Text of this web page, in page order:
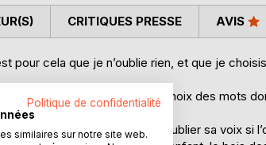
pour cela que je n’oublie rien, et que je
la nuit et le soleil, ensuite le choix des mots
partage.
oublier la peur du froid, oublier sa voix si
CRITIQUES PRESSE AVIS
Politique de confidentialité
similaires sur notre site web.